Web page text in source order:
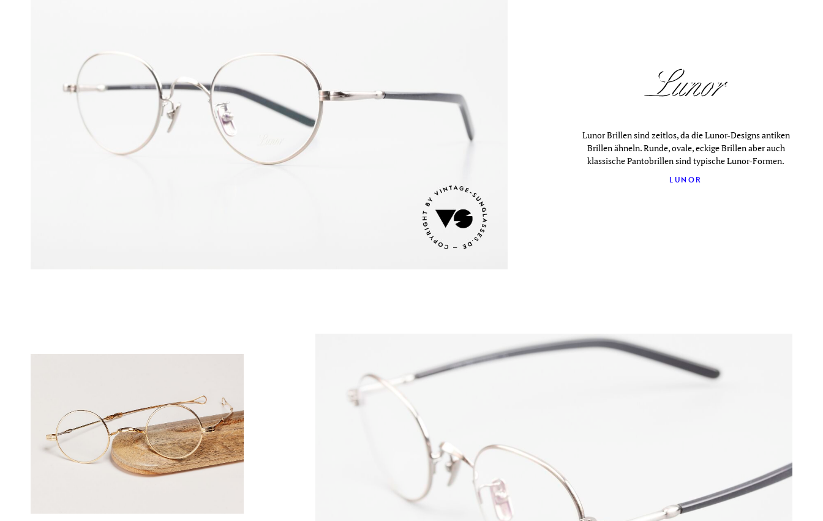
Lunor Brillen sind zeitlos, da die Lunor-Designs antiken
Brillen ähneln. Runde, ovale, eckige Brillen aber auch
klassische Pantobrillen sind typische Lunor-Formen.
LUNOR